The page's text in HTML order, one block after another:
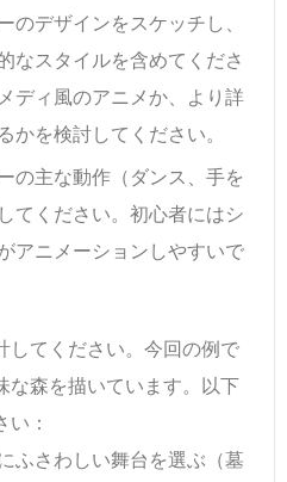
のデザインをスケッチし、
なスタイルを含めてくださ
ディ風のアニメか、より詳
かを検討してください。
の主な動作（ダンス、手を
てください。初心者にはシ
アニメーションしやすいで
してください。今回の例で
な森を描いています。以下
：
ふさわしい舞台を選ぶ（墓